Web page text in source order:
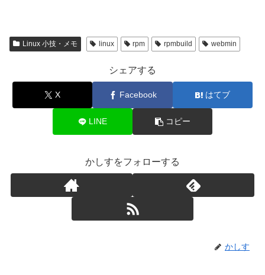
Linux 小技・メモ linux rpm rpmbuild webmin
シェアする
X Facebook はてブ
LINE コピー
かしすをフォローする
かしす